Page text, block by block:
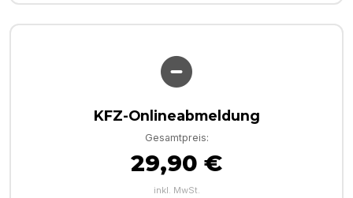
KFZ-Onlineabmeldung
Gesamtpreis:
29,90 €
inkl. MwSt.